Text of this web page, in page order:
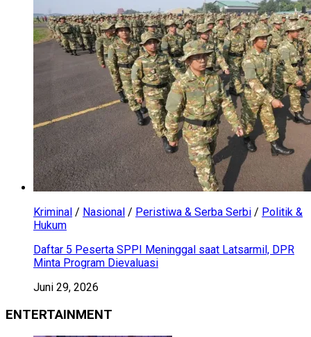
Kriminal / Nasional / Peristiwa & Serba Serbi / Politik &
Hukum
Daftar 5 Peserta SPPI Meninggal saat Latsarmil, DPR
Minta Program Dievaluasi
Juni 29, 2026
ENTERTAINMENT